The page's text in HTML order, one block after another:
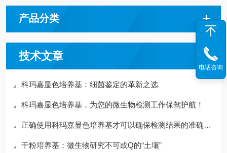
产品分类
技术文章
科玛嘉显色培养基：细菌鉴定的革新之选
科玛嘉显色培养基，为您的微生物检测工作保驾护航！
正确使用科玛嘉显色培养基才可以确保检测结果的准确性和可重复性
干粉培养基：微生物研究不可或Q的“土壤”
电话咨询